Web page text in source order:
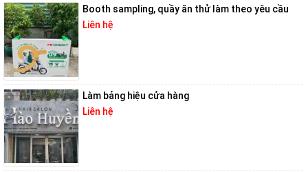
Booth sampling, quầy ăn thử làm theo yêu cầu
Liên hệ
Làm bảng hiệu cửa hàng
Liên hệ